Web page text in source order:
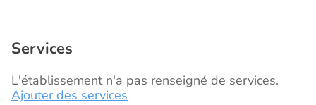
Services
L'établissement n'a pas renseigné de services.
Ajouter des services